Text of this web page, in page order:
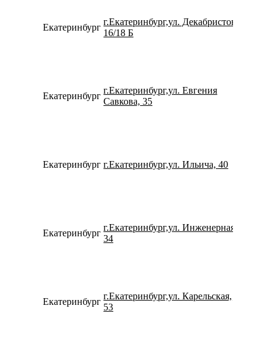
Екатеринбург
г.Екатеринбург,ул. Декабристов,
16/18 Б
Екатеринбург
г.Екатеринбург,ул. Евгения
Савкова, 35
Екатеринбург г.Екатеринбург,ул. Ильича, 40
Екатеринбург
г.Екатеринбург,ул. Инженерная,
34
Екатеринбург
г.Екатеринбург,ул. Карельская,
53